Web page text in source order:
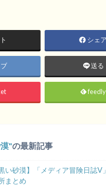
シェア
送る
feedly
の最新記事
黒い砂漠】「メディア冒険日誌V
まとめ